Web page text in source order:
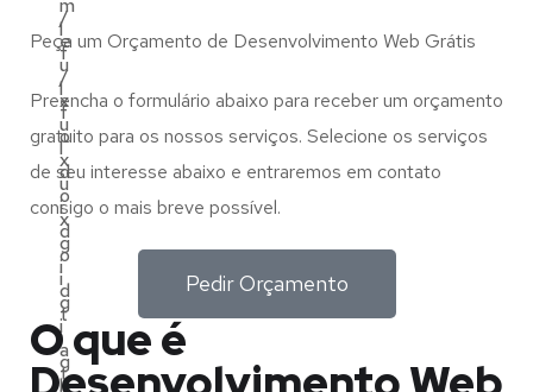
l
u
x
o
d
i
g
i
t
a
l
/
f
l
u
x
o
d
i
g
i
t
m
e
/
f
l
u
x
o
d
i
g
Peça um Orçamento de Desenvolvimento Web Grátis
Preencha o formulário abaixo para receber um orçamento
gratuito para os nossos serviços. Selecione os serviços
de seu interesse abaixo e entraremos em contato
consigo o mais breve possível.
Pedir Orçamento
O que é